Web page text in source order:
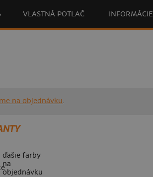
VLASTNÁ POTLAČ INFORMÁCIE
na objednávku.
ďašie farby
na
objednávku